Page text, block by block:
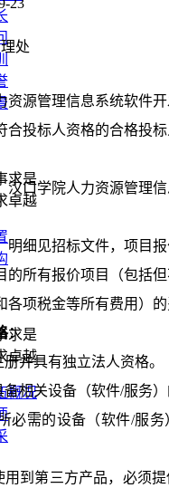
求是
卓越
求是
卓越
概况
处
资源管理信息系统软件
合投标人资格的合格投
汉口学院人力资源管理
明细见招标文件，项目
的所有报价项目（包括
各项税金等所有费用）的
：
并具有独立法人资格。
备相关设备（软件/服务
必需的设备（软件/服
用到第三方产品，必须